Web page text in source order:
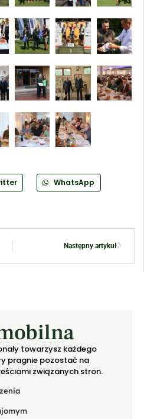
WhatsApp
Następny artykuł
towarzysz każdego
pragnie pozostać na
związanych stron.